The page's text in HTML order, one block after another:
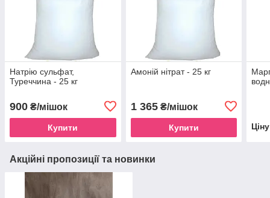
Натрію сульфат,
Туреччина - 25 кг
900 ₴/мішок
Купити
Амоній нітрат - 25 кг
1 365₴/мішок
Купити
Акційні пропозиції та новинки